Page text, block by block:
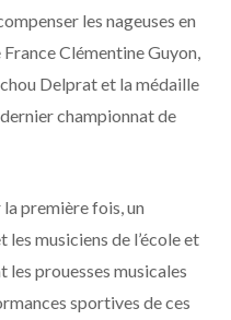
les nageuses en
Clémentine Guyon,
Delprat et la médaille
championnat de
première fois, un
musiciens de l’école et
les prouesses musicales
sportives de ces